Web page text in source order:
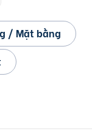
/ Mặt bằng